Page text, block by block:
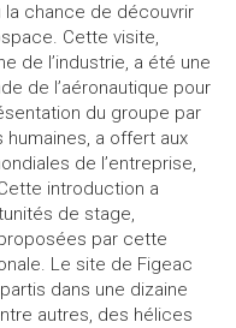
chance de découvrir
Cette visite,
de l’industrie, a été une
de l’aéronautique pour
du groupe par
a offert aux
de l’entreprise,
introduction a
de stage,
par cette
Le site de Figeac
dans une dizaine
autres, des hélices